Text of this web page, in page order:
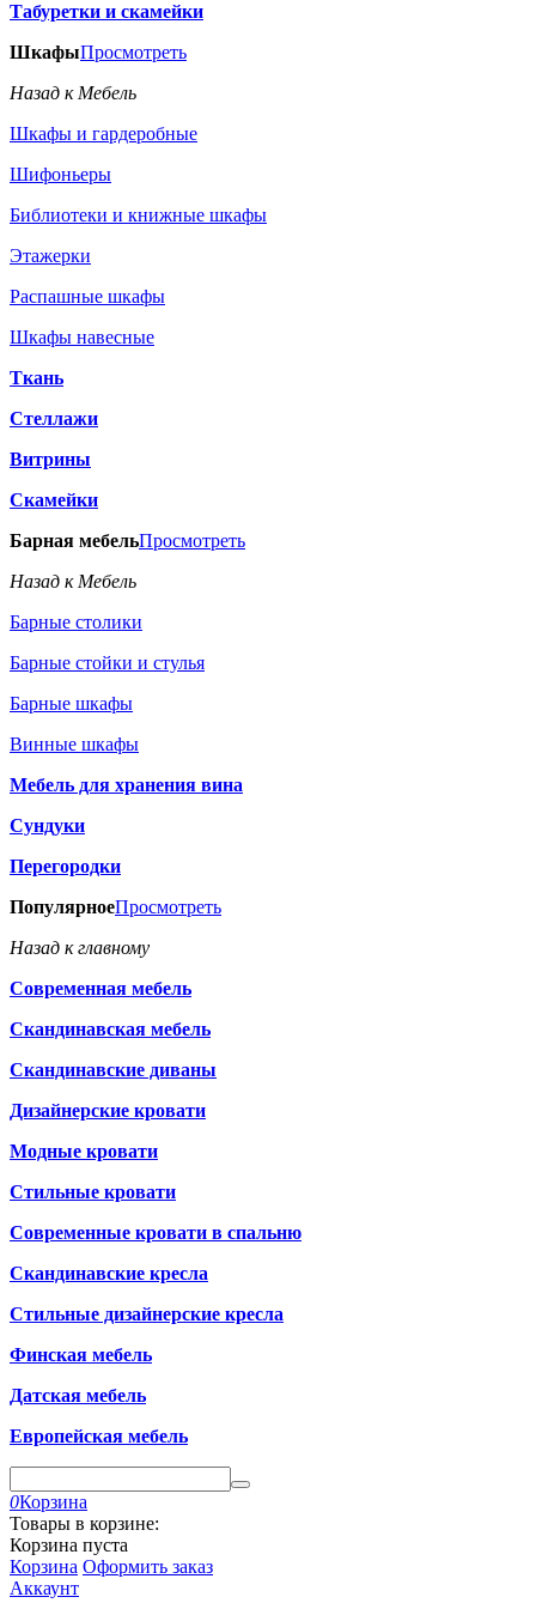
Табуретки и скамейки
ШкафыПросмотреть
Назад к Мебель
Шкафы и гардеробные
Шифоньеры
Библиотеки и книжные шкафы
Этажерки
Распашные шкафы
Шкафы навесные
Ткань
Стеллажи
Витрины
Скамейки
Барная мебельПросмотреть
Назад к Мебель
Барные столики
Барные стойки и стулья
Барные шкафы
Винные шкафы
Мебель для хранения вина
Сундуки
Перегородки
ПопулярноеПросмотреть
Назад к главному
Современная мебель
Скандинавская мебель
Скандинавские диваны
Дизайнерские кровати
Модные кровати
Стильные кровати
Современные кровати в спальню
Скандинавские кресла
Стильные дизайнерские кресла
Финская мебель
Датская мебель
Европейская мебель
0Корзина
Товары в корзине:
Корзина пуста
Корзина Оформить заказ
Аккаунт